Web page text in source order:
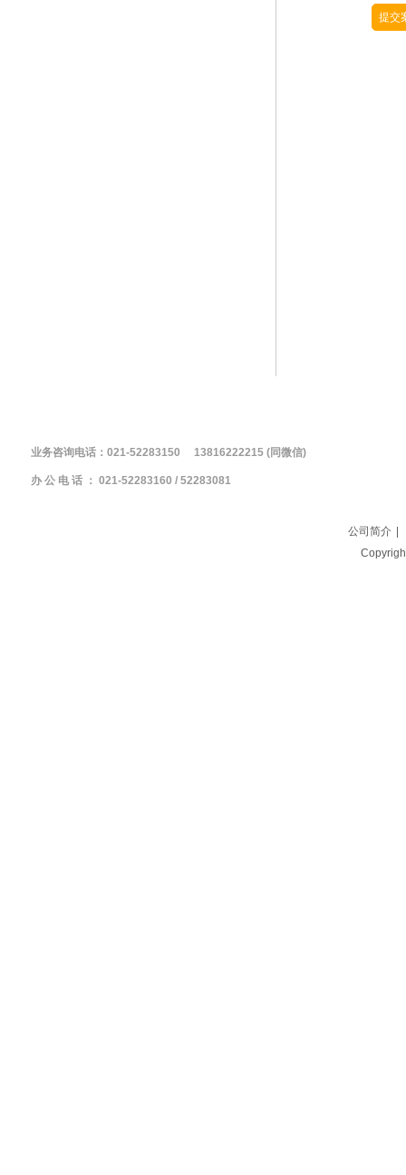
业务咨询电话：021-52283150 13816222215 (
办 公 电 话 ： 021-52283160 / 52283081 地址
公司简介